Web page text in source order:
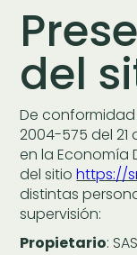
del
De
2004-575 del
en la Economía
del sitiohttps://
distintas
supervisión:
Propietario: